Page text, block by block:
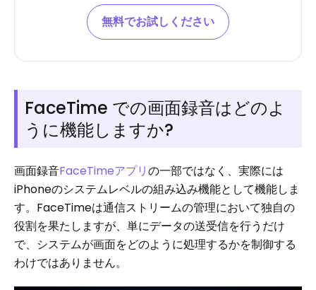
無料でお試しください
FaceTime での画面録音はどのよ
うに機能しますか?
画面録音FaceTimeアプリの一部ではなく、実際には
iPhoneのシステムレベルの組み込み機能として機能しま
す。FaceTimeは通信ストリームの管理において独自の
役割を果たしますが、単にデータの送受信を行うだけ
で、システムが画面をどのように処理するかを制御する
わけではありません。